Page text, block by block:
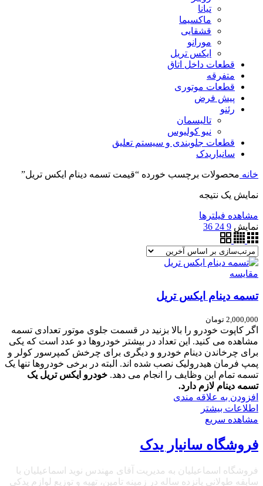
تیانا
ماکسیما
قشقایی
مورانو
ایکس تریل
قطعات داخل اتاق
متفرقه
قطعات موتوری
پیش فرض
رئنو
تالیسمان
نیو کولیوس
قطعات جلوبندی و سیستم تعلیق
سانیاریدک
خانه محصولات برچسب خورده “قیمت تسمه دینام ایکس تریل”
نمایش یک نتیجه
مشاهده فیلترها
نمایش 9
24
36
مقایسه
تسمه دینام ایکس تریل
2,000,000 تومان
اگر کاپوت خودرو را بالا بزنید در قسمت جلوی موتور تعدادی تسمه
مشاهده می کنید. این تعداد در بیشتر خودروها دو عدد است که یکی
برای چرخاندن دینام خودرو و دیگری برای چرخش کمپرسور کولر و
پمپ فرمان هیدرولیک نصب شده اند. البته در برخی خودروها تنها یک
تسمه تمام این وظایف را انجام می دهد. خودرو ایکس تریل یک
تسمه دینام لازم دارد.
افزودن به علاقه مندی
اطلاعات بیشتر
مشاهده سریع
فروشگاه سانیار یدک
فروشگاه اسماعیلیان به مدیریت آقای مهندس نوید اسماعیلیان با
سابقه طولانی پانزده ساله در زمینه تامین، تهیه و توزیع لوازم یدکی